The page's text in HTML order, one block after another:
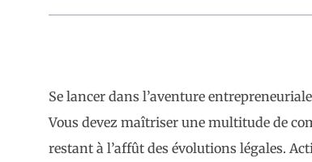
Se lancer dans l’aventure
Vous devez maîtriser une multitude de
restant à l’affût des évolutions légales.